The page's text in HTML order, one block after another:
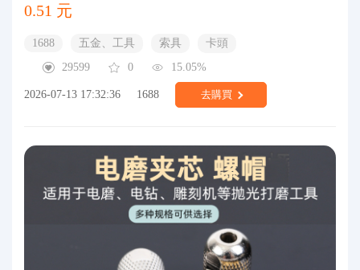
0.51 元
1688 五金、工具 索具
卡頭
29599
0 15.05%
2026-07-13 17:32:36 1688 去購買